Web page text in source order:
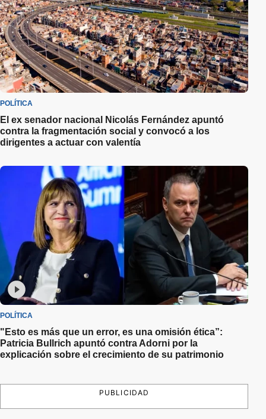
POLÍTICA
El ex senador nacional Nicolás Fernández apuntó
contra la fragmentación social y convocó a los
dirigentes a actuar con valentía
POLÍTICA
"Esto es más que un error, es una omisión ética”:
Patricia Bullrich apuntó contra Adorni por la
explicación sobre el crecimiento de su patrimonio
PUBLICIDAD